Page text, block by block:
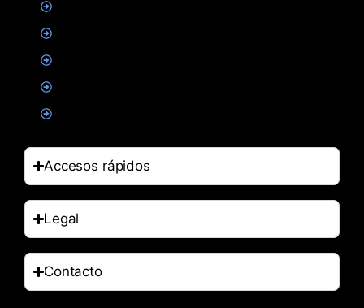
Accesos rápidos
Legal
Contacto